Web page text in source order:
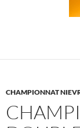
CHAMPIONNAT